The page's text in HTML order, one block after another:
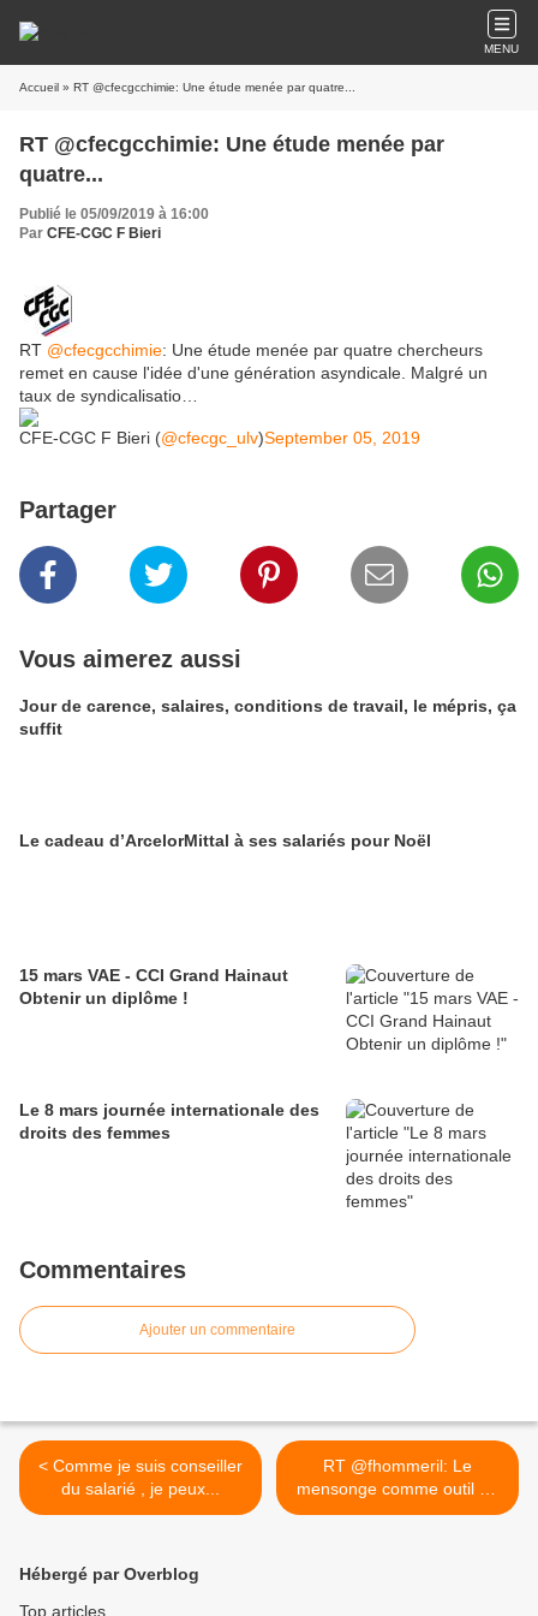
MENU
Accueil » RT @cfecgcchimie: Une étude menée par quatre...
RT @cfecgcchimie: Une étude menée par
quatre...
Publié le 05/09/2019 à 16:00
Par CFE-CGC F Bieri
RT @cfecgcchimie: Une étude menée par quatre chercheurs
remet en cause l'idée d'une génération asyndicale. Malgré un
taux de syndicalisatio…
CFE-CGC F Bieri (@cfecgc_ulv)September 05, 2019
Partager
Vous aimerez aussi
Jour de carence, salaires, conditions de travail, le mépris, ça
suffit
Le cadeau d’ArcelorMittal à ses salariés pour Noël
15 mars VAE - CCI Grand Hainaut
Obtenir un diplôme !
Le 8 mars journée internationale des
droits des femmes
Commentaires
Ajouter un commentaire
< Comme je suis conseiller
du salarié , je peux...
RT @fhommeril: Le
mensonge comme outil de
gestion.... >
Hébergé par Overblog
Top articles